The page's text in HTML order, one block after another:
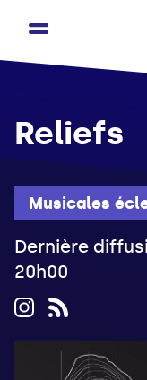
Musicales
Reliefs
Dernière
20h00